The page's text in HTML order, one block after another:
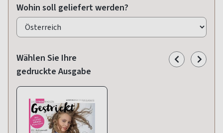
Wohin soll geliefert werden?
Wählen Sie Ihre
gedruckte Ausgabe